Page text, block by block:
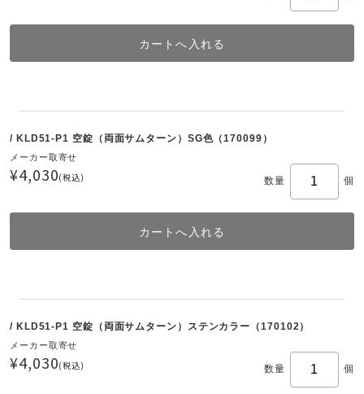
/ KLD51-P1 空錠（両面サムターン）SG色（170099）
メーカー取寄せ
¥4,030(税込) 数量 個
/ KLD51-P1 空錠（両面サムターン）ステンカラー（170102）
メーカー取寄せ
¥4,030(税込) 数量 個